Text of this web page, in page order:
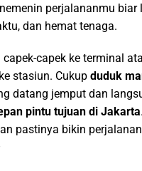
perjalananmu biar
dan hemat tenaga.
capek ke terminal
stasiun. Cukup duduk
datang jemput dan
pintu tujuan di Jakarta.
pastinya bikin